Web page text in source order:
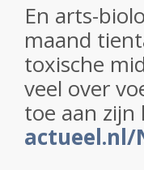
En arts-
maand
toxische
veel over
toe aan zijn